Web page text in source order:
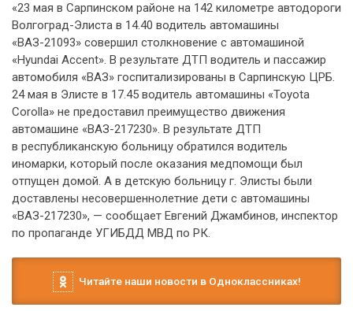
«23 мая в Сарпинском районе на 142 километре автодороги
Волгоград-Элиста в 14.40 водитель автомашины
«ВАЗ-21093» совершил столкновение с автомашиной
«Hyundai Accent». В результате ДТП водитель и пассажир
автомобиля «ВАЗ» госпитализированы в Сарпинскую ЦРБ.
24 мая в Элисте в 17.45 водитель автомашины «Toyota
Corolla» не предоставил преимущество движения
автомашине «ВАЗ-217230». В результате ДТП
в республиканскую больницу обратился водитель
иномарки, который после оказания медпомощи был
отпущен домой. А в детскую больницу г. Элисты были
доставлены несовершеннолетние дети с автомашины
«ВАЗ-217230», — сообщает Евгений Джамбинов, инспектор
по пропаганде УГИБДД МВД по РК.
Читайте наши новости в Одноклассниках!